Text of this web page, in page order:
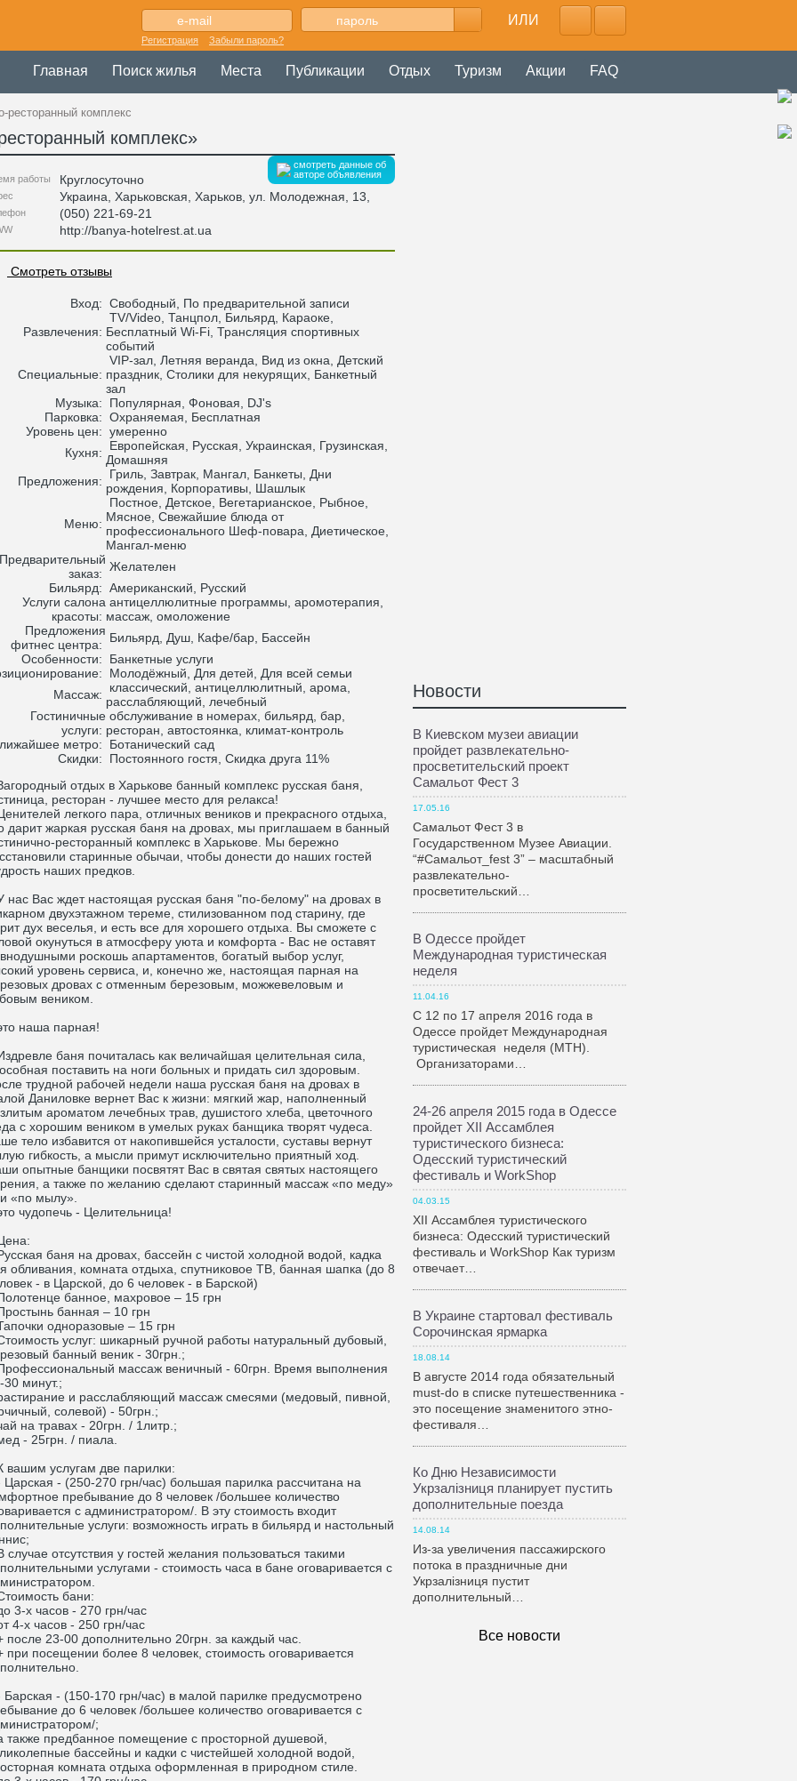
ИЛИ
Регистрация Забыли пароль?
Главная Поиск жилья Места Публикации Отдых Туризм Акции FAQ
ресторанный комплекс
комплекс»
смотреть данные об
авторе объявления
работы Круглосуточно
Украина Харьковская , Харьков, ул. Молодежная, 13
(050) 221-69-21
http://banya-hotelrest.at.ua
Смотреть отзывы
Вход: Свободный, По предварительной записи
Развлечения:
TV/Video, Танцпол, Бильярд, Караоке,
Бесплатный Wi-Fi, Трансляция спортивных
событий
Специальные:
VIP-зал, Летняя веранда, Вид из окна, Детский
праздник, Столики для некурящих, Банкетный
зал
Музыка:
Популярная, Фоновая, DJ's
Парковка: Охраняемая, Бесплатная
Уровень цен: умеренно
Кухня:
Европейская, Русская, Украинская, Грузинская,
Домашняя
Предложения:
Гриль, Завтрак, Мангал, Банкеты, Дни
рождения, Корпоративы, Шашлык
Меню:
Постное, Детское, Вегетарианское, Рыбное,
Мясное, Свежайшие блюда от
профессионального Шеф-повара, Диетическое,
Мангал-меню
Предварительный
заказ: Желателен
Бильярд: Американский, Русский
Услуги салона
красоты:
антицеллюлитные программы, аромотерапия,
массаж, омоложение
Предложения
фитнес центра:
Бильярд, Душ, Кафе/бар, Бассейн
Особенности:
Банкетные услуги
Молодёжный, Для детей, Для всей семьи
Массаж:
классический, антицеллюлитный, арома,
расслабляющий, лечебный
Гостиничные
услуги:
обслуживание в номерах, бильярд, бар,
ресторан, автостоянка, климат-контроль
метро:
Ботанический сад
Скидки:
Постоянного гостя, Скидка друга 11%
отдых в Харькове банный комплекс русская баня,
ресторан - лучшее место для релакса!
легкого пара, отличных веников и прекрасного отдыха,
дарит жаркая русская баня на дровах, мы приглашаем в банный
ресторанный комплекс в Харькове. Мы бережно
старинные обычаи, чтобы донести до наших гостей
наших предков.
нас Вас ждет настоящая русская баня "по-белому" на дровах в
двухэтажном тереме, стилизованном под старину, где
дух веселья, и есть все для хорошего отдыха. Вы сможете с
окунуться в атмосферу уюта и комфорта - Вас не оставят
роскошь апартаментов, богатый выбор услуг,
уровень сервиса, и, конечно же, настоящая парная на
дровах с отменным березовым, можжевеловым и
веником.
наша парная!
баня почиталась как величайшая целительная сила,
поставить на ноги больных и придать сил здоровым.
трудной рабочей недели наша русская баня на дровах в
Даниловке вернет Вас к жизни: мягкий жар, наполненный
ароматом лечебных трав, душистого хлеба, цветочного
с хорошим веником в умелых руках банщика творят чудеса.
тело избавится от накопившейся усталости, суставы вернут
гибкость, а мысли примут исключительно приятный ход.
опытные банщики посвятят Вас в святая святых настоящего
а также по желанию сделают старинный массаж «по меду»
«по мылу».
чудопечь - Целительница!
баня на дровах, бассейн с чистой холодной водой, кадка
обливания, комната отдыха, спутниковое ТВ, банная шапка (до 8
- в Царской, до 6 человек - в Барской)
банное, махровое – 15 грн
банная – 10 грн
одноразовые – 15 грн
услуг: шикарный ручной работы натуральный дубовый,
банный веник - 30грн.;
массаж веничный - 60грн. Время выполнения
30 минут.;
и расслабляющий массаж смесями (медовый, пивной,
солевой) - 50грн.;
на травах - 20грн. / 1литр.;
- 25грн. / пиала.
вашим услугам две парилки:
- (250-270 грн/час) большая парилка рассчитана на
пребывание до 8 человек /большее количество
с администратором/. В эту стоимость входит
услуги: возможность играть в бильярд и настольный
случае отсутствия у гостей желания пользоваться такими
услугами - стоимость часа в бане оговаривается с
бани:
3-х часов - 270 грн/час
4-х часов - 250 грн/час
после 23-00 дополнительно 20грн. за каждый час.
при посещении более 8 человек, стоимость оговаривается
- (150-170 грн/час) в малой парилке предусмотрено
до 6 человек /большее количество оговаривается с
;
также предбанное помещение с просторной душевой,
бассейны и кадки с чистейшей холодной водой,
комната отдыха оформленная в природном стиле.
Новости
В Киевском музеи авиации
пройдет развлекательно-
просветительский проект
Самальот Фест 3
17.05.16
Самальот Фест 3 в
Государственном Музее Авиации.
“#Самальот_fest 3” – масштабный
развлекательно-
просветительский…
В Одессе пройдет
Международная туристическая
неделя
11.04.16
С 12 по 17 апреля 2016 года в
Одессе пройдет Международная
туристическая неделя (МТН).
Организаторами…
24-26 апреля 2015 года в Одессе
пройдет XII Ассамблея
туристического бизнеса:
Одесский туристический
фестиваль и WorkShop
04.03.15
XII Ассамблея туристического
бизнеса: Одесский туристический
фестиваль и WorkShop Как туризм
отвечает…
В Украине стартовал фестиваль
Сорочинская ярмарка
18.08.14
В августе 2014 года обязательный
must-do в списке путешественника -
это посещение знаменитого этно-
фестиваля…
Ко Дню Независимости
Укрзалiзниця планирует пустить
дополнительные поезда
14.08.14
Из-за увеличения пассажирского
потока в праздничные дни
Укрзалiзниця пустит
дополнительный…
Все новости